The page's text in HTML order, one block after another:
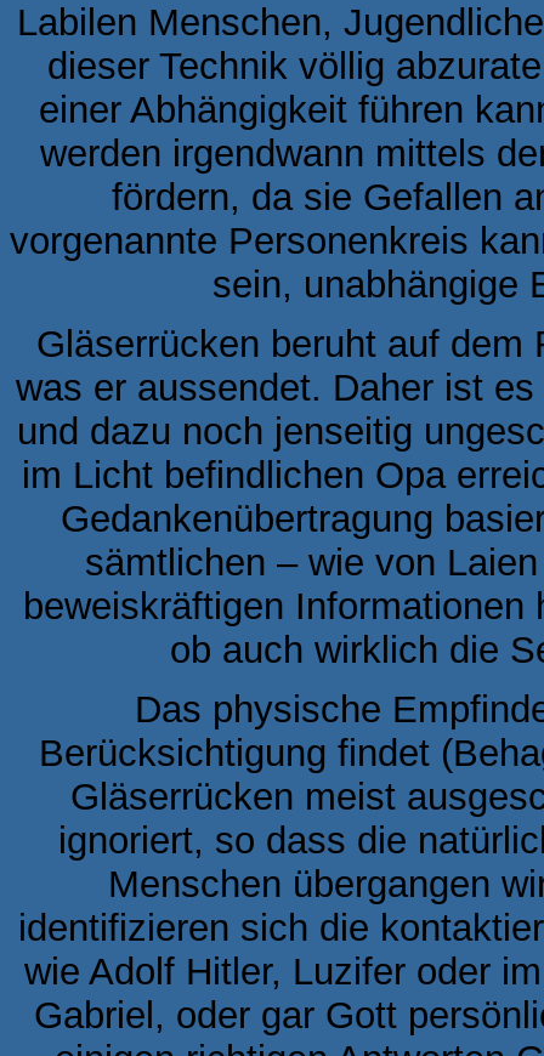
Labilen Menschen,
dieser Technik völlig
einer Abhängigkeit führen
werden irgendwann mittels
fördern, da sie Gefallen
vorgenannte Personenkreis
sein, unabhängige
Gläserrücken beruht auf
was er aussendet. Daher ist
und dazu noch jenseitig
im Licht befindlichen Opa
Gedankenübertragung
sämtlichen – wie von
beweiskräftigen
ob auch wirklich die
Das physische
Berücksichtigung findet
Gläserrücken meist
ignoriert, so dass die
Menschen übergangen
identifizieren sich die
wie Adolf Hitler, Luzifer oder
Gabriel, oder gar Gott